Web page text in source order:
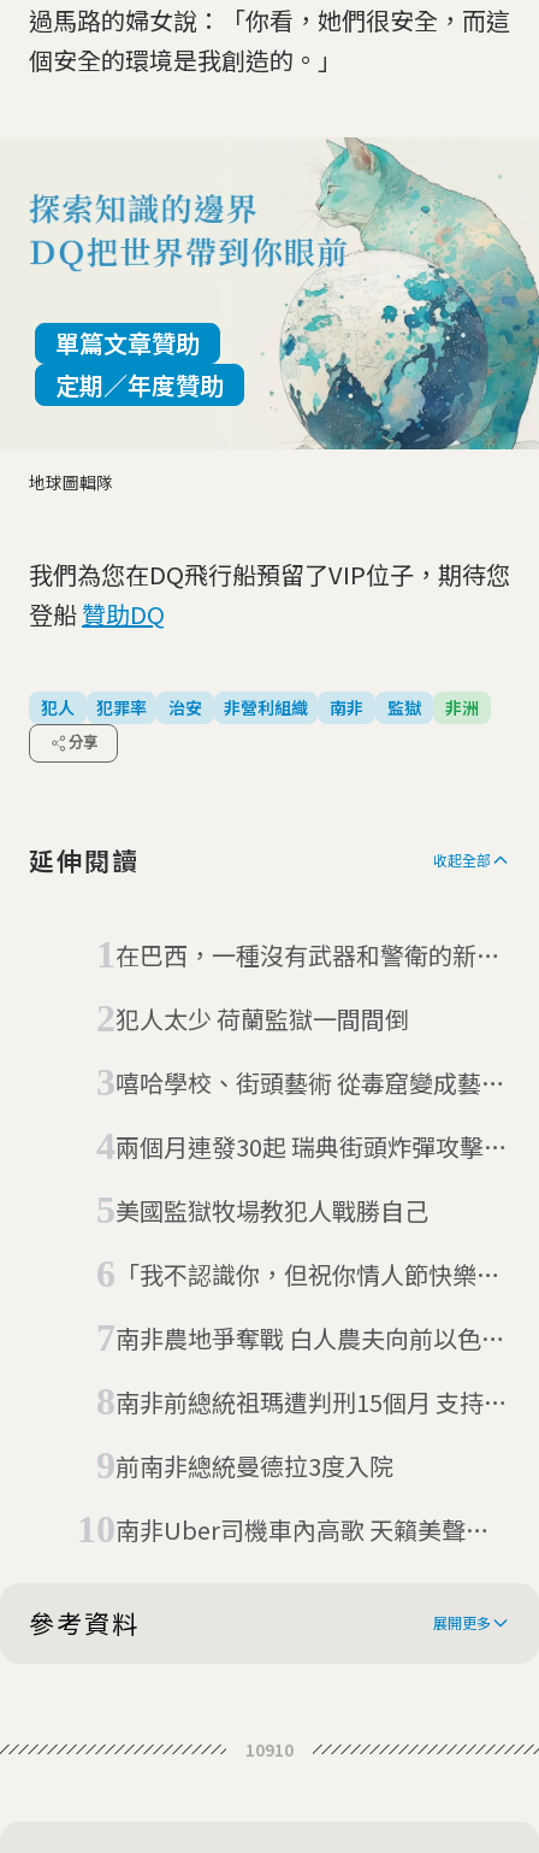
過馬路的婦女說：「你看，她們很安全，而這
個安全的環境是我創造的。」
地球圖輯隊
單篇文章贊助
定期／年度贊助
我們為您在DQ飛行船預留了VIP位子，期待您
登船贊助DQ
犯人 犯罪率 治安 非營利組織 南非 監獄 非洲
分享
延伸閱讀 收起全部
在巴西，一種沒有武器和警衛的新型
犯人太少 荷蘭監獄一間間倒
嘻哈學校、街頭藝術 從毒窟變成藝文
兩個月連發30起 瑞典街頭炸彈攻擊事
美國監獄牧場教犯人戰勝自己
「我不認識你，但祝你情人節快樂」
南非農地爭奪戰 白人農夫向前以色列
南非前總統祖瑪遭判刑15個月 支持者
新)
前南非總統曼德拉3度入院
南非Uber司機車內高歌 天籟美聲唱
參考資料 展開更多
a safer Johannesburg
10910